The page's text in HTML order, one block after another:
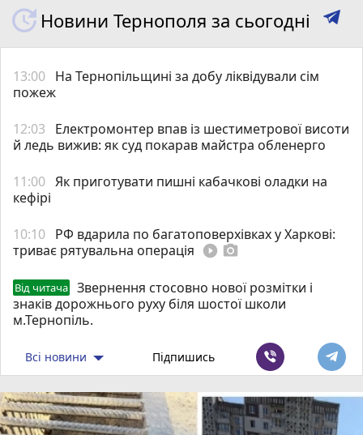
Новини Тернополя за сьогодні
13:00 На Тернопільщині за добу ліквідували сім
пожеж
12:03
Електромонтер впав із шестиметрової висоти
й ледь вижив: як суд покарав майстра обленерго
11:00 Як приготувати пишні кабачкові оладки на
кефірі
10:10 РФ вдарила по багатоповерхівках у Харкові:
триває рятувальна операція play_circle_filled photo_camera
Від читача
Звернення стосовно нової розмітки і
знаків дорожнього руху біля шостої школи
м.Тернопіль.
Всі новини Підпишись